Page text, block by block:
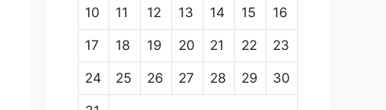
10 11 12 13 14 15 16
17 18 19 20 21 22 23
24 25 26 27 28 29 30